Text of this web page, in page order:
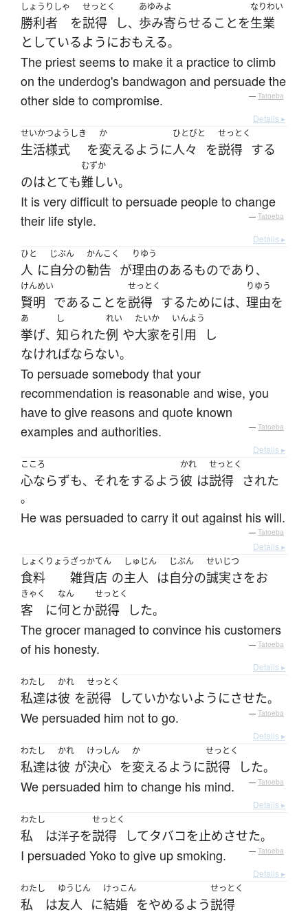
しょうりしゃ
勝利者 を
せっとく
説得 し、
あゆみよ
歩み寄らせる ことを
なりわい
生業
としているようにおもえる。
The priest seems to make it a practice to climb
on the underdog's bandwagon and persuade the
other side to compromise.
— Tatoeba
Details ▸
せいかつようしき
生活様式 を
か
変えるように
ひとびと
人々 を
せっとく
説得 する
のはとても
むずか
難しい。
It is very difficult to persuade people to change
their life style.
— Tatoeba
Details ▸
ひと
人 に
じぶん
自分の
かんこく
勧告 が
りゆう
理由のあるものであり、
けんめい
賢明 である ことを
せっとく
説得 するためには、
りゆう
理由を
あ
挙げ、
し
知られた
れい
例 や
たいか
大家を
いんよう
引用
し
なければならない。
To persuade somebody that your
recommendation is reasonable and wise, you
have to give reasons and quote known
examples and authorities.
— Tatoeba
Details ▸
こころ
心ならずも、 それをするよう
かれ
彼 は
せっとく
説得 された
。
He was persuaded to carry it out against his will.
— Tatoeba
Details ▸
しょくりょう
食料
ざっかてん
雑貨店 の
しゅじん
主人 は
じぶん
自分の
せいじつ
誠実さをお
きゃく
客 に
なん
何とか
せっとく
説得 した。
The grocer managed to convince his customers
of his honesty.
— Tatoeba
Details ▸
わたし
私達は
かれ
彼 を
せっとく
説得 していかないようにさせた。
We persuaded him not to go. — Tatoeba
Details ▸
わたし
私達は
かれ
彼 が
けっしん
決心 を
か
変えるように
せっとく
説得 した。
We persuaded him to change his mind. — Tatoeba
Details ▸
わたし
私 は洋子を
せっとく
説得 してタバコを止めさせた。
I persuaded Yoko to give up smoking. — Tatoeba
Details ▸
わたし
私 は
ゆうじん
友人 に
けっこん
結婚 をやめるよう
せっとく
説得